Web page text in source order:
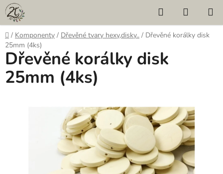
Přejít
na
obsah
Hledat
KOŠÍK
Domů
/ Komponenty / Dřevěné tvary hexy,disky.. / Dřevěné korálky disk
25mm (4ks)
Dřevěné korálky disk
25mm (4ks)